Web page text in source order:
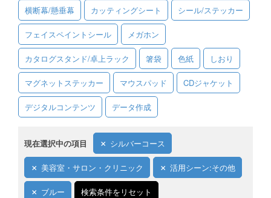
ご利用規約
お見積り・お問合せ
横断幕/懸垂幕 カッティングシート シール/ステッカー
フェイスペイントシール メガホン
カタログスタンド/卓上ラック 箸袋 色紙 しおり
マグネットステッカー マウスパッド CDジャケット
デジタルコンテンツ データ作成
現在選択中の項目 シルバーコース
美容室・サロン・クリニック 活用シーン:その他
ブルー 検索条件をリセット